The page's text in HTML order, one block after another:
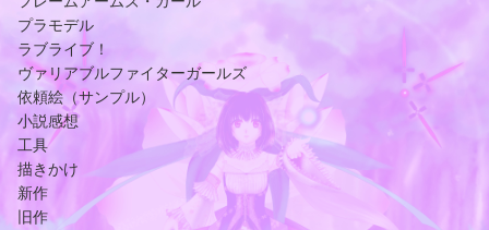
プラモデル
ラブライブ！
ヴァリアブルファイターガールズ
依頼絵（サンプル）
小説感想
工具
描きかけ
新作
旧作